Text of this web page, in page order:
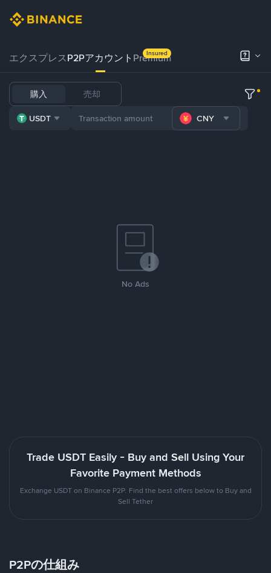
エクスプレスP2Pアカウント Premium
Insured
購入 売却
USDT CNY
No Ads
Trade USDT Easily - Buy and Sell Using Your
Favorite Payment Methods
Exchange USDT on Binance P2P. Find the best offers below to Buy and
Sell Tether
P2Pの仕組み